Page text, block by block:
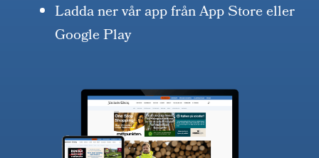
Ladda ner vår app från App Store eller
Google Play